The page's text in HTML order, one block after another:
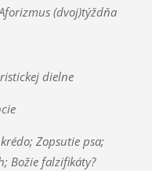
(dvoj)týždňa
dielne
Zopsutie psa;
Božie falzifikáty?